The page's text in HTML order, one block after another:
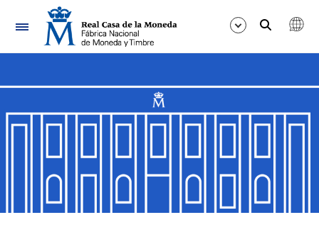
Navigation
Show/Hide
Show/Hide
Show/Hide